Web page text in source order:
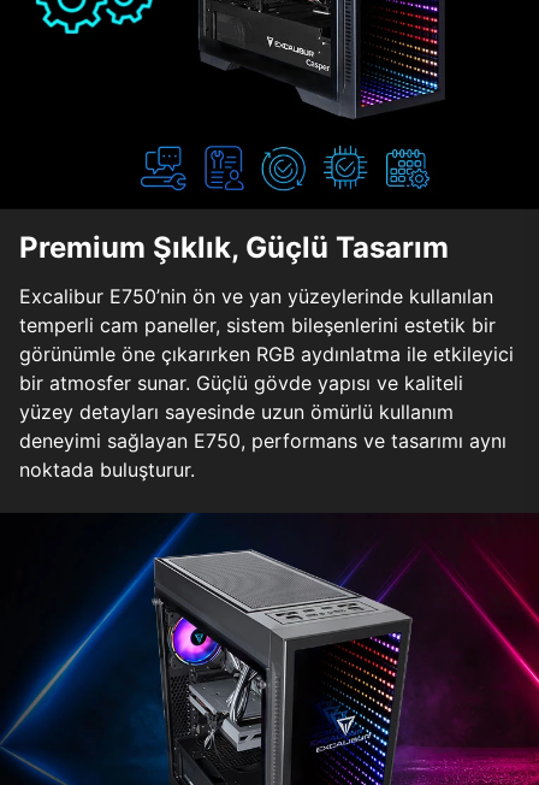
Premium Şıklık, Güçlü Tasarım
Excalibur E750’nin ön ve yan yüzeylerinde kullanılan
temperli cam paneller, sistem bileşenlerini estetik bir
görünümle öne çıkarırken RGB aydınlatma ile etkileyici
bir atmosfer sunar. Güçlü gövde yapısı ve kaliteli
yüzey detayları sayesinde uzun ömürlü kullanım
deneyimi sağlayan E750, performans ve tasarımı aynı
noktada buluşturur.